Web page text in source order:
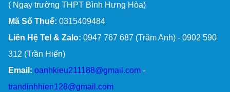
( Ngay trường THPT Bình Hưng Hòa)
Mã Số Thuế:0315409484
Liên Hệ Tel & Zalo:0947 767 687 (Trâm Anh) - 0902 590
312 (Trần Hiến)
Email:oanhkieu211188@gmail.com -
trandinhhien128@gmail.com